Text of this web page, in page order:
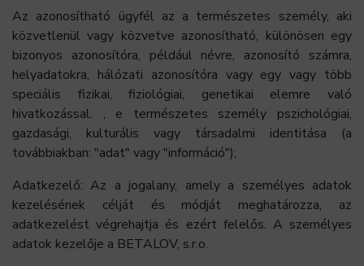
Az azonosítható ügyfél az a természetes személy, aki
közvetlenül vagy közvetve azonosítható, különösen egy
bizonyos azonosítóra, például névre, azonosító számra,
helyadatokra, hálózati azonosítóra vagy egy vagy több
speciális fizikai, fiziológiai, genetikai elemre való
hivatkozással. , e természetes személy pszichológiai,
gazdasági, kulturális vagy társadalmi identitása (a
továbbiakban: "adat" vagy "információ");
Adatkezelő: Az a jogalany, amely a személyes adatok
kezelésének célját és módját meghatározza, az
adatkezelést végrehajtja és ezért felelős. A személyes
adatok kezelője a BETALOV, s.r.o.